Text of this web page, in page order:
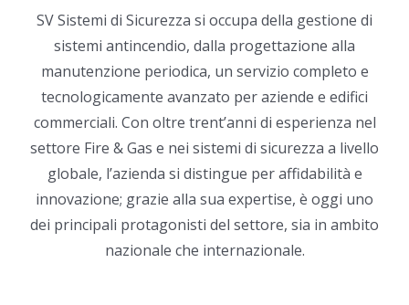
SV Sistemi di Sicurezza si occupa della gestione di
sistemi antincendio, dalla progettazione alla
manutenzione periodica, un servizio completo e
tecnologicamente avanzato per aziende e edifici
commerciali. Con oltre trent’anni di esperienza nel
settore Fire & Gas e nei sistemi di sicurezza a livello
globale, l’azienda si distingue per affidabilità e
innovazione; grazie alla sua expertise, è oggi uno
dei principali protagonisti del settore, sia in ambito
nazionale che internazionale.